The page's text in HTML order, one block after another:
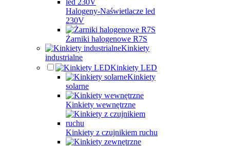
Halogeny-Naświetlacze led
230V
Żarniki halogenowe R7S
Kinkiety
industrialne
Kinkiety LED
Kinkiety
solarne
Kinkiety wewnętrzne
Kinkiety z czujnikiem ruchu